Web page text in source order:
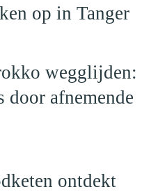
op in Tanger
wegglijden:
afnemende
ontdekt